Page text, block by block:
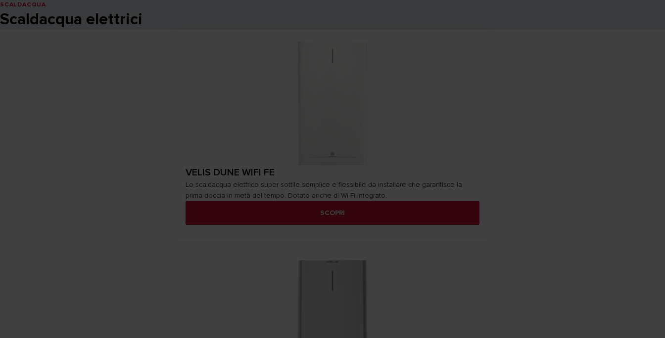
SCALDACQUA
Scaldacqua elettrici
VELIS DUNE WIFI FE
Lo scaldacqua elettrico super sottile semplice e flessibile da installare che garantisce la
prima doccia in metà del tempo. Dotato anche di Wi-Fi integrato.
SCOPRI